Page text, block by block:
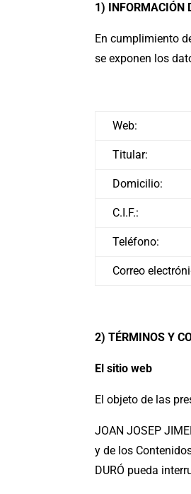
1) INFORMACIÓN
En cumplimiento
se exponen los
Web:
Titular:
Domicilio:
C.I.F.:
Teléfono:
Correo
2) TÉRMINOS Y
El sitio web
El objeto de las
JOAN JOSEP
y de los
DURÓ pueda